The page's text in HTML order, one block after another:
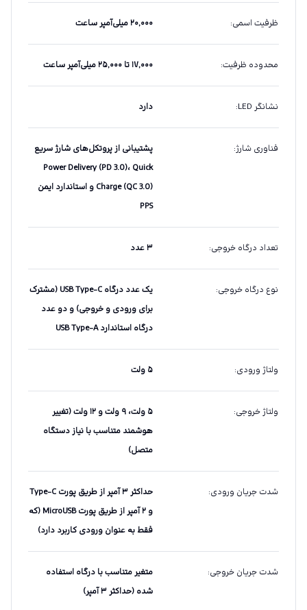
ظرفیت اسمی: ۲۰,۰۰۰ میلی‌آمپر ساعت
محدوده ظرفیت: ۱۷,۰۰۰ تا ۲۵,۰۰۰ میلی‌آمپر ساعت
نشانگر LED : دارد
فناوری شارژ:
پشتیبانی از پروتکل‌های شارژ سریع
Power Delivery (PD 3.0)، Quick
Charge (QC 3.0) و استاندارد ایمن
PPS
تعداد درگاه خروجی: ۳ عدد
نوع درگاه خروجی:
یک عدد درگاه USB Type-C (مشترک
برای ورودی و خروجی) و دو عدد
درگاه استاندارد USB Type-A
ولتاژ ورودی: ۵ ولت
ولتاژ خروجی:
۵ ولت، ۹ ولت و ۱۲ ولت (تغییر
هوشمند متناسب با نیاز دستگاه
متصل)
شدت جریان ورودی:
حداکثر ۳ آمپر از طریق پورت Type-C
و ۲ آمپر از طریق پورت MicroUSB (که
فقط به عنوان ورودی کاربرد دارد)
شدت جریان خروجی:
متغیر متناسب با درگاه استفاده
شده (حداکثر ۳ آمپر)